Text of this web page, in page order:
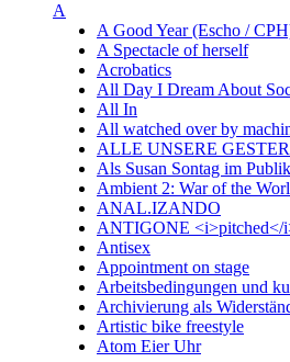
A
A Good Year (Escho /
A Spectacle of herself
Acrobatics
All Day I Dream About
All In
All watched over by
ALLE UNSERE
Als Susan Sontag im
Ambient 2: War of the
ANAL.IZANDO
ANTIGONE <i>pitched</
Antisex
Appointment on stage
Arbeitsbedingungen und
Archivierung als
Artistic bike freestyle
Atom Eier Uhr